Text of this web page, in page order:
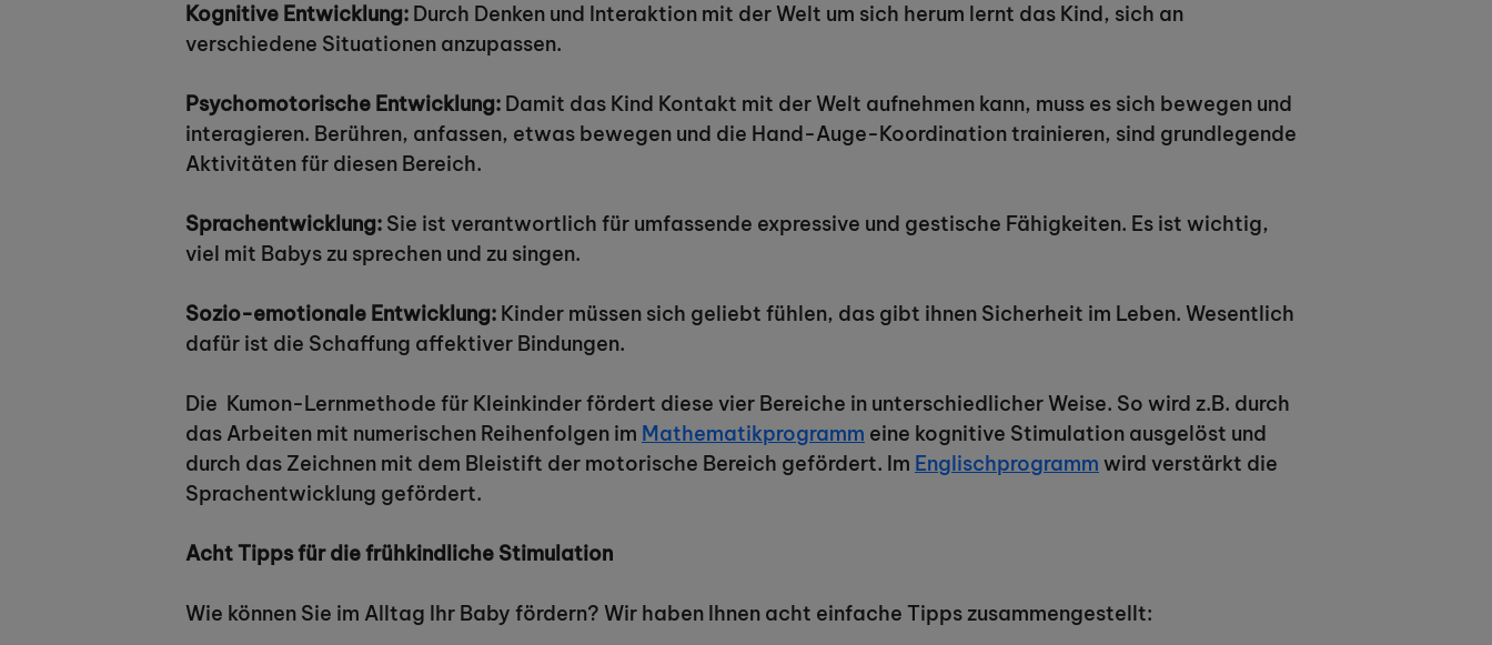
Kognitive Entwicklung: Durch Denken und Interaktion mit der Welt um sich herum lernt das Kind, sich an
verschiedene Situationen anzupassen.
Psychomotorische Entwicklung: Damit das Kind Kontakt mit der Welt aufnehmen kann, muss es sich bewegen und
interagieren. Berühren, anfassen, etwas bewegen und die Hand-Auge-Koordination trainieren, sind grundlegende
Aktivitäten für diesen Bereich.
Sprachentwicklung: Sie ist verantwortlich für umfassende expressive und gestische Fähigkeiten. Es ist wichtig,
viel mit Babys zu sprechen und zu singen.
Sozio-emotionale Entwicklung: Kinder müssen sich geliebt fühlen, das gibt ihnen Sicherheit im Leben. Wesentlich
dafür ist die Schaffung affektiver Bindungen.
Die Kumon-Lernmethode für Kleinkinder fördert diese vier Bereiche in unterschiedlicher Weise. So wird z.B. durch
das Arbeiten mit numerischen Reihenfolgen im Mathematikprogramm eine kognitive Stimulation ausgelöst und
durch das Zeichnen mit dem Bleistift der motorische Bereich gefördert. Im Englischprogramm wird verstärkt die
Sprachentwicklung gefördert.
Acht Tipps für die frühkindliche Stimulation
Wie können Sie im Alltag Ihr Baby fördern? Wir haben Ihnen acht einfache Tipps zusammengestellt: